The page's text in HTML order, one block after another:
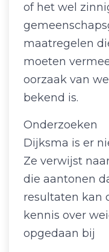
of het wel
maatregelen
moeten
oorzaak van
bekend is.
Onderzoeken
Dijksma is er
Ze verwijst
die aantonen
resultaten kan
kennis over
opgedaan bij